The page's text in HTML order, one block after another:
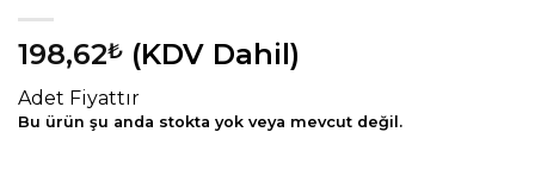
198,62₺ (KDV Dahil)
Adet Fiyattır
Bu ürün şu anda stokta yok veya mevcut değil.